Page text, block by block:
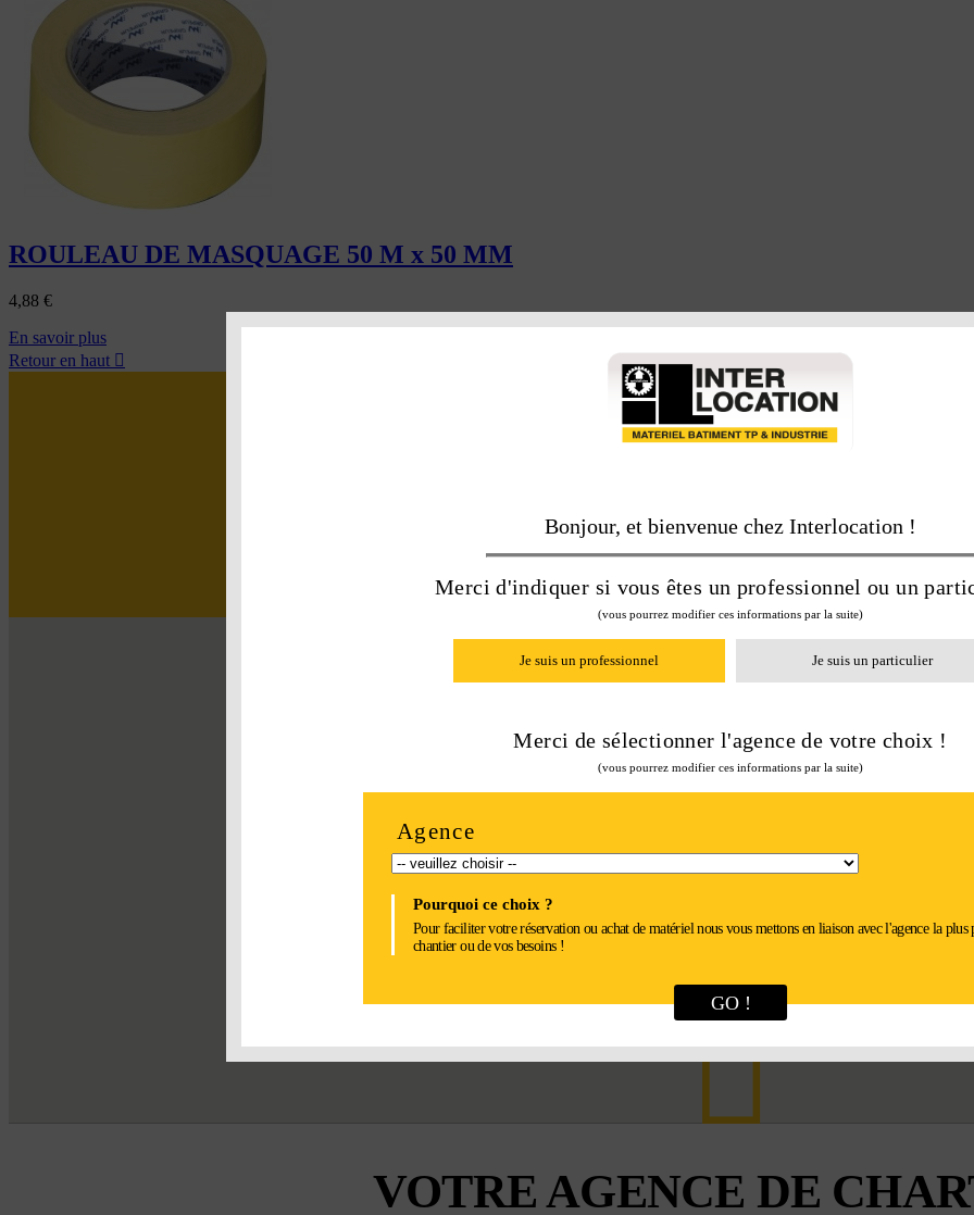
Bonjour, et bienvenue chez Interlocation !
Merci d'indiquer si vous êtes un professionnel ou un
(vous pourrez modifier ces informations par la suite)
Je suis un professionnel Je suis un particulier
Merci de sélectionner l'agence de votre choix !
(vous pourrez modifier ces informations par la suite)
Agence
Pourquoi ce choix ?
Pour faciliter votre réservation ou achat de matériel nous vous mettons en liaison avec l'agence la plus
chantier ou de vos besoins !
GO !
ROULEAU DE MASQUAGE 50 M x 50 MM
4,88 €
En savoir plus
Retour en haut 
APPELEZ-NOUS ON
02 37 34 20 02
Un service pro pour simplifier la location !
VOTRE AGENCE DE